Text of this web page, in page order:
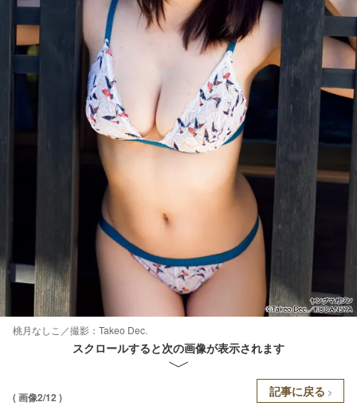
桃月なしこ／撮影：Takeo Dec.
スクロールすると次の画像が表示されます
( 画像2/12 ) 記事に戻る